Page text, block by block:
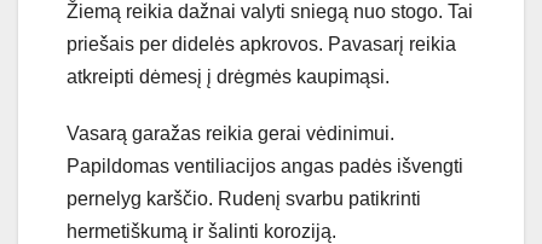
Žiemą reikia dažnai valyti sniegą nuo stogo. Tai
priešais per didelės apkrovos. Pavasarį reikia
atkreipti dėmesį į drėgmės kaupimąsi.
Vasarą garažas reikia gerai vėdinimui.
Papildomas ventiliacijos angas padės išvengti
pernelyg karščio. Rudenį svarbu patikrinti
hermetiškumą ir šalinti koroziją.